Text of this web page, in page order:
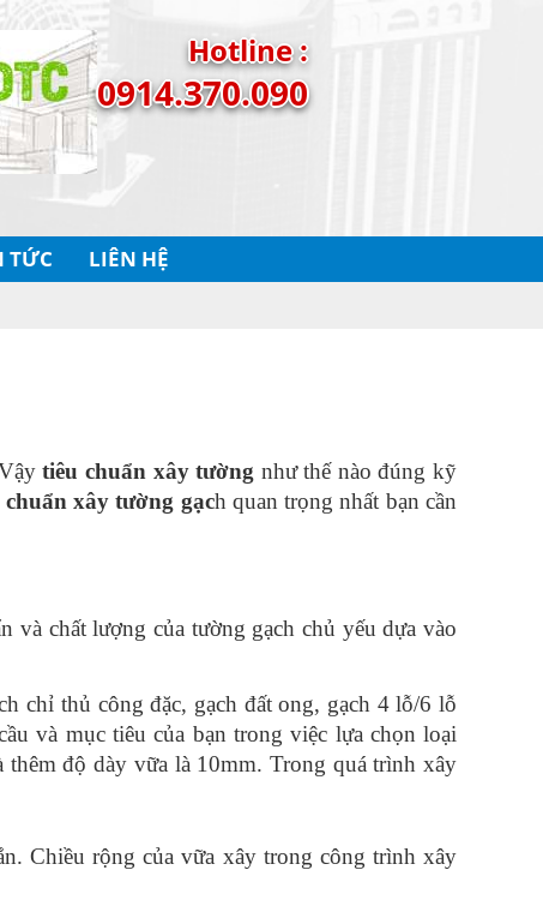
Hotline :
0914.370.090
TỨC LIÊN HỆ
Vậy tiêu chuẩn xây tường như thế nào đúng kỹ
chuẩn xây tường gạch quan trọng nhất bạn cần
và chất lượng của tường gạch chủ yếu dựa
chỉ thủ công đặc, gạch đất ong, gạch 4 lỗ/6 lỗ
và mục tiêu của bạn trong việc lựa chọn
độ dày vữa là 10mm. Trong quá trình xây
Chiều rộng của vữa xây trong công trình xây